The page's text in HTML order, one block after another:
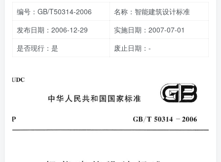
编号：GB/T50314-2006
名称：智能建筑设计标准
发布日期：2006-12-29
实施日期：2007-07-01
是否现行：是
废止日期：-